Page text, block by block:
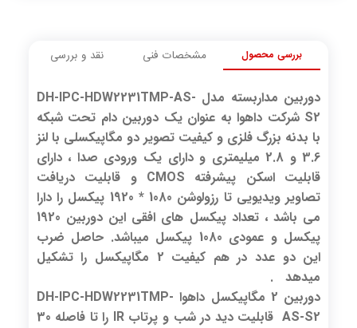
بررسی محصول مشخصات فنی نقد و بررسی
دوربین مداربسته مدل DH-IPC-HDW2231TMP-AS-
S2 شرکت داهوا به عنوان یک دوربین دام تحت شبکه
با بدنه بزرگ فلزی و کیفیت تصویر دو مگاپیکسلی با لنز
3.6 و 2.8 میلیمتری و دارای یک ورودی صدا ، دارای
قابلیت اسکن پیشرفته CMOS و قابلیت دریافت
تصاویر ویدیویی تا رزولوشن 1080 * 1920 پیکسل را دارا
می باشد ، تعداد پیکسل های افقی این دوربین 1920
پیکسل و عمودی 1080 پیکسل میباشد. حاصل ضرب
این دو عدد در هم کیفیت 2 مگاپیکسل را تشکیل
میدهد .
دوربین 2 مگاپیکسل داهوا DH-IPC-HDW2231TMP-
AS-S2 قابلیت دید در شب و پرتاب IR را تا فاصله 30